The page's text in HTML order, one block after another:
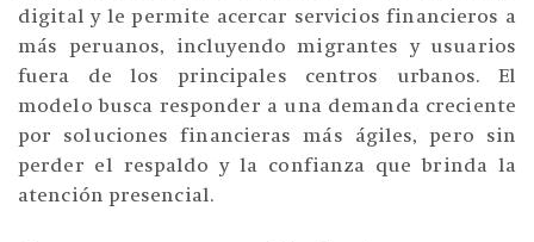
digital y le permite acercar servicios financieros a
más peruanos, incluyendo migrantes y usuarios
fuera de los principales centros urbanos. El
modelo busca responder a una demanda creciente
por soluciones financieras más ágiles, pero sin
perder el respaldo y la confianza que brinda la
atención presencial.